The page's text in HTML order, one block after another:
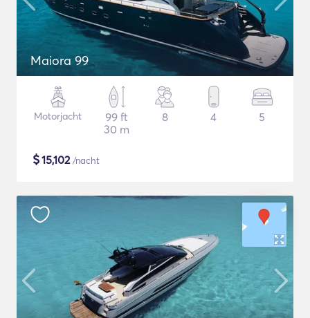
Maiora 99
Motorjacht
99 ft
30 m
8 4 5
$15,102/nacht